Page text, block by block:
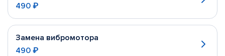
490 ₽
Замена вибромотора
490 ₽